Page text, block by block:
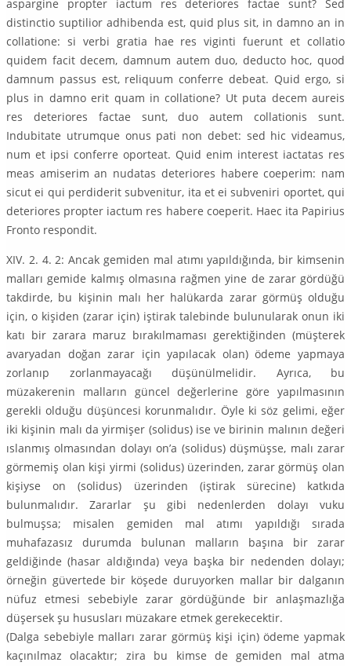
aspargine propter iactum res deteriores factae sunt? Sed
distinctio suptilior adhibenda est, quid plus sit, in damno an in
collatione: si verbi gratia hae res viginti fuerunt et collatio
quidem facit decem, damnum autem duo, deducto hoc, quod
damnum passus est, reliquum conferre debeat. Quid ergo, si
plus in damno erit quam in collatione? Ut puta decem aureis
res deteriores factae sunt, duo autem collationis sunt.
Indubitate utrumque onus pati non debet: sed hic videamus,
num et ipsi conferre oporteat. Quid enim interest iactatas res
meas amiserim an nudatas deteriores habere coeperim: nam
sicut ei qui perdiderit subvenitur, ita et ei subveniri oportet, qui
deteriores propter iactum res habere coeperit. Haec ita Papirius
Fronto respondit.
XIV. 2. 4. 2: Ancak gemiden mal atımı yapıldığında, bir kimsenin
malları gemide kalmış olmasına rağmen yine de zarar gördüğü
takdirde, bu kişinin malı her halükarda zarar görmüş olduğu
için, o kişiden (zarar için) iştirak talebinde bulunularak onun iki
katı bir zarara maruz bırakılmaması gerektiğinden (müşterek
avaryadan doğan zarar için yapılacak olan) ödeme yapmaya
zorlanıp zorlanmayacağı düşünülmelidir. Ayrıca, bu
müzakerenin malların güncel değerlerine göre yapılmasının
gerekli olduğu düşüncesi korunmalıdır. Öyle ki söz gelimi, eğer
iki kişinin malı da yirmişer (solidus) ise ve birinin malının değeri
ıslanmış olmasından dolayı on’a (solidus) düşmüşse, malı zarar
görmemiş olan kişi yirmi (solidus) üzerinden, zarar görmüş olan
kişiyse on (solidus) üzerinden (iştirak sürecine) katkıda
bulunmalıdır. Zararlar şu gibi nedenlerden dolayı vuku
bulmuşsa; misalen gemiden mal atımı yapıldığı sırada
muhafazasız durumda bulunan malların başına bir zarar
geldiğinde (hasar aldığında) veya başka bir nedenden dolayı;
örneğin güvertede bir köşede duruyorken mallar bir dalganın
nüfuz etmesi sebebiyle zarar gördüğünde bir anlaşmazlığa
düşersek şu hususları müzakare etmek gerekecektir.
(Dalga sebebiyle malları zarar görmüş kişi için) ödeme yapmak
kaçınılmaz olacaktır; zira bu kimse de gemiden mal atma